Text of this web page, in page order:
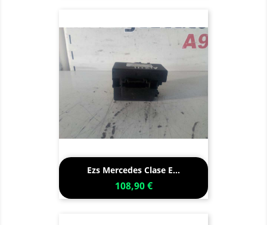
Ezs Mercedes Clase E...
108,90 €